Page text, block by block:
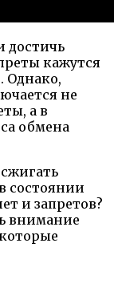
достичь
кажутся
Однако,
не
а в
обмена
состоянии
и запретов?
внимание